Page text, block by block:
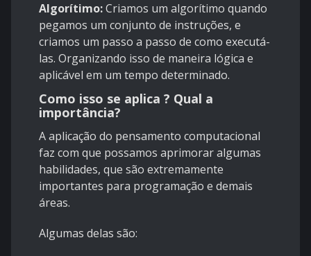
Algorítimo:Criamos um algorítimo quando
pegamos um conjunto de instruções, e
criamos um passo a passo de como executá-
las. Organizando isso de maneira lógica e
aplicável em um tempo determinado.
Como isso se aplica ? Qual a
importância?
A aplicação do pensamento computacional
faz com que possamos aprimorar algumas
habilidades, que são extremamente
importantes para programação e demais
áreas.
Algumas delas são: